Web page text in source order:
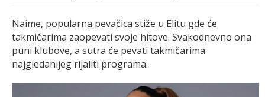
Naime, popularna pevačica stiže u Elitu gde će
takmičarima zaopevati svoje hitove. Svakodnevno ona
puni klubove, a sutra će pevati takmičarima
najgledanijeg rijaliti programa.